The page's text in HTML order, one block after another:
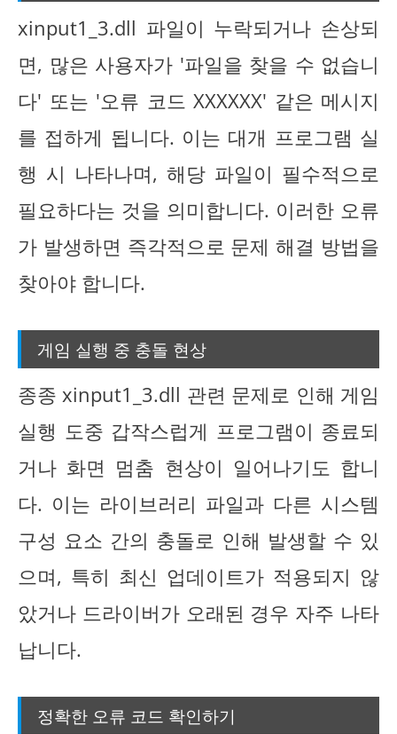
xinput1_3.dll 파일이 누락되거나 손상되
면, 많은 사용자가 '파일을 찾을 수 없습니
다' 또는 '오류 코드 XXXXXX' 같은 메시지
를 접하게 됩니다. 이는 대개 프로그램 실
행 시 나타나며, 해당 파일이 필수적으로
필요하다는 것을 의미합니다. 이러한 오류
가 발생하면 즉각적으로 문제 해결 방법을
찾아야 합니다.
게임 실행 중 충돌 현상
종종 xinput1_3.dll 관련 문제로 인해 게임
실행 도중 갑작스럽게 프로그램이 종료되
거나 화면 멈춤 현상이 일어나기도 합니
다. 이는 라이브러리 파일과 다른 시스템
구성 요소 간의 충돌로 인해 발생할 수 있
으며, 특히 최신 업데이트가 적용되지 않
았거나 드라이버가 오래된 경우 자주 나타
납니다.
정확한 오류 코드 확인하기